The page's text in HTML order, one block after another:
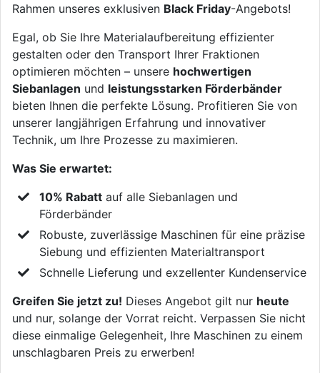
Rahmen unseres exklusiven Black Friday-Angebots!
Egal, ob Sie Ihre Materialaufbereitung effizienter
gestalten oder den Transport Ihrer Fraktionen
optimieren möchten – unsere hochwertigen
Siebanlagen und leistungsstarken Förderbänder
bieten Ihnen die perfekte Lösung. Profitieren Sie von
unserer langjährigen Erfahrung und innovativer
Technik, um Ihre Prozesse zu maximieren.
Was Sie erwartet:
10% Rabatt auf alle Siebanlagen und
Förderbänder
Robuste, zuverlässige Maschinen für eine präzise
Siebung und effizienten Materialtransport
Schnelle Lieferung und exzellenter Kundenservice
Greifen Sie jetzt zu! Dieses Angebot gilt nur heute
und nur, solange der Vorrat reicht. Verpassen Sie nicht
diese einmalige Gelegenheit, Ihre Maschinen zu einem
unschlagbaren Preis zu erwerben!